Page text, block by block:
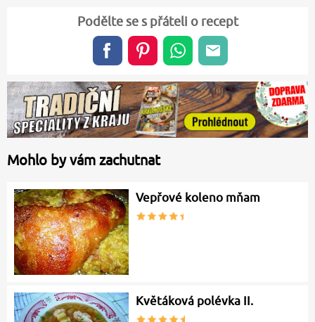
Podělte se s přáteli o recept
Mohlo by vám zachutnat
Vepřové koleno mňam
Květáková polévka II.